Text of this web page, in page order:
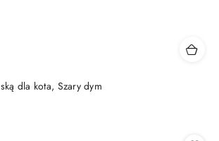
dla kota, Szary dym